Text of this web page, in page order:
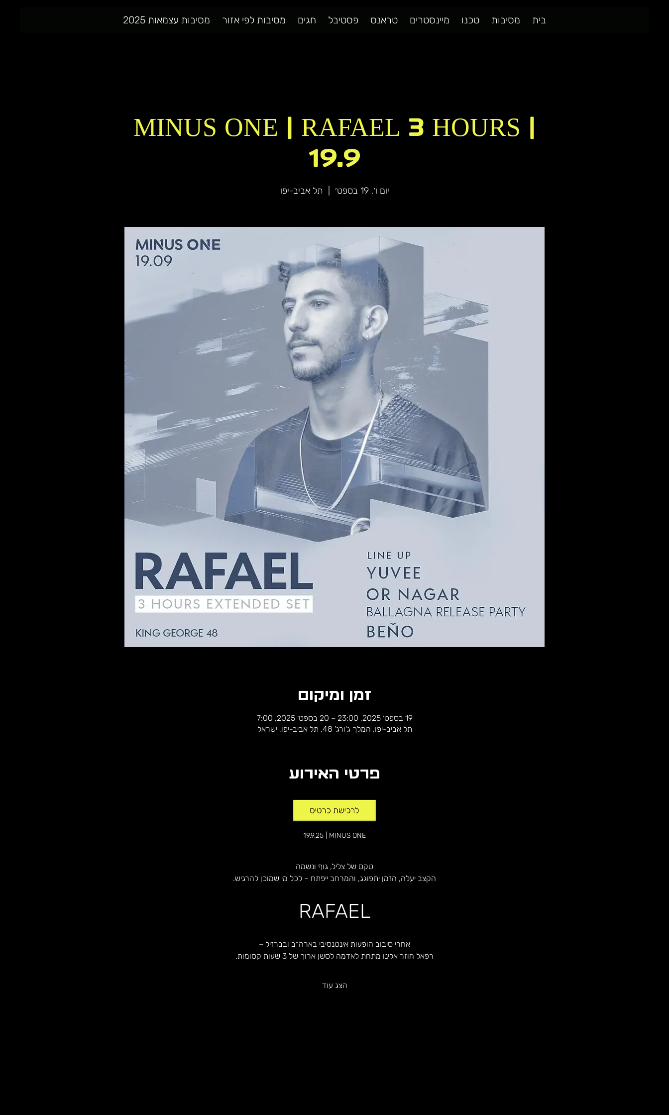
בית מסיבות טכנו מיינסטרים טראנס פסטיבל חגים מסיבות לפי אזור מסיבות עצמאות 2025
MINUS ONE | RAFAEL 3 HOURS |
19.9
יום ו׳, 19 בספט׳ תל אביב-יפו
זמן ומיקום
19 בספט׳ 2025, 23:00 – 20 בספט׳ 2025, 7:00
תל אביב-יפו, המלך ג'ורג' 48, תל אביב-יפו, ישראל
פרטי האירוע
19.9.25 | MINUS ONE
טקס של צליל, גוף ונשמה
הקצב יעלה, הזמן יתפוגג, והמרחב ייפתח – לכל מי שמוכן להרגיש.
RAFAEL
אחרי סיבוב הופעות אינטנסיבי בארה״ב ובברזיל –
רפאל חוזר אלינו מתחת לאדמה לסשן ארוך של 3 שעות קסומות.
הצג עוד